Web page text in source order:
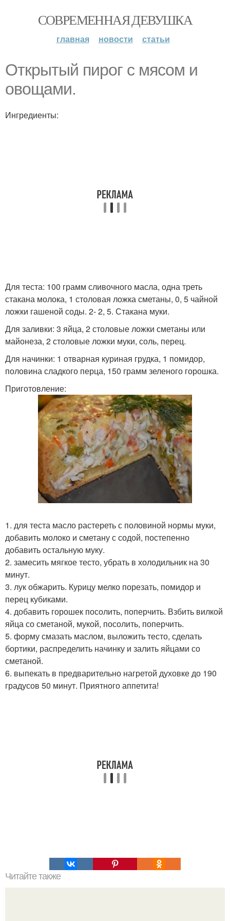
СОВРЕМЕННАЯ ДЕВУШКА
главная новости статьи
Открытый пирог с мясом и
овощами.
Ингредиенты:
Для теста: 100 грамм сливочного масла, одна треть
стакана молока, 1 столовая ложка сметаны, 0, 5 чайной
ложки гашеной соды. 2- 2, 5. Стакана муки.
Для заливки: 3 яйца, 2 столовые ложки сметаны или
майонеза, 2 столовые ложки муки, соль, перец.
Для начинки: 1 отварная куриная грудка, 1 помидор,
половина сладкого перца, 150 грамм зеленого горошка.
Приготовление:
1. для теста масло растереть с половиной нормы муки,
добавить молоко и сметану с содой, постепенно
добавить остальную муку.
2. замесить мягкое тесто, убрать в холодильник на 30
минут.
3. лук обжарить. Курицу мелко порезать, помидор и
перец кубиками.
4. добавить горошек посолить, поперчить. Взбить вилкой
яйца со сметаной, мукой, посолить, поперчить.
5. форму смазать маслом, выложить тесто, сделать
бортики, распределить начинку и залить яйцами со
сметаной.
6. выпекать в предварительно нагретой духовке до 190
градусов 50 минут. Приятного аппетита!
Читайте также